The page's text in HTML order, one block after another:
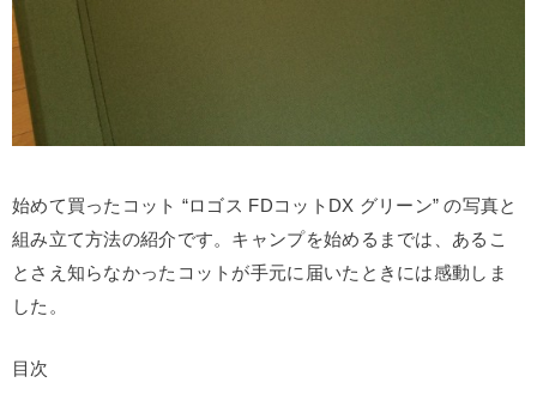
始めて買ったコット “ロゴス FDコットDX グリーン” の写真と
組み立て方法の紹介です。キャンプを始めるまでは、あるこ
とさえ知らなかったコットが手元に届いたときには感動しま
した。
目次